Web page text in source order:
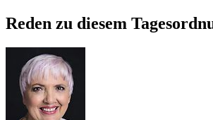
Reden zu diesem